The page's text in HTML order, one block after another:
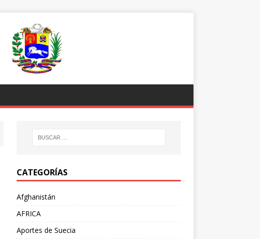
CATEGORÍAS
Afghanistán
AFRICA
Aportes de Suecia